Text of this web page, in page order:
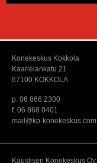
Konekeskus Kokkola
Kaarlelankatu 21
67100 KOKKOLA
p. 06 866 2300
f. 06 868 0401
mail@kp-konekeskus.com
Kaustisen Konekeskus Oy